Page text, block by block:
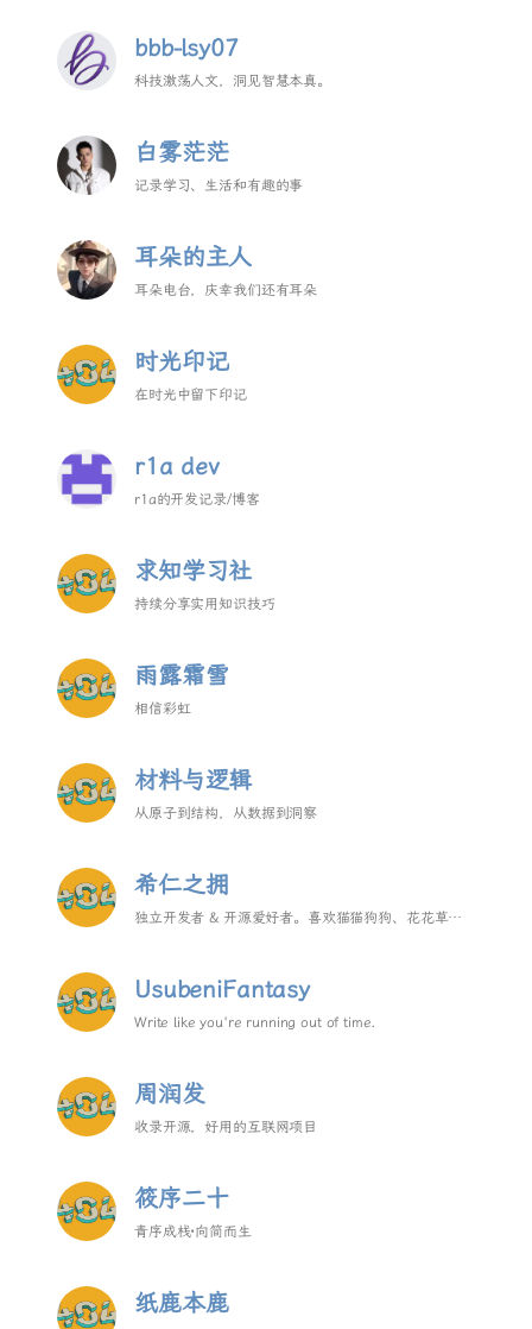
bbb-lsy07
科技激荡人文，洞见智慧本真。
白雾茫茫
记录学习、生活和有趣的事
耳朵的主人
耳朵电台，庆幸我们还有耳朵
时光印记
在时光中留下印记
r1a dev
r1a的开发记录/博客
求知学习社
持续分享实用知识技巧
雨露霜雪
相信彩虹
材料与逻辑
从原子到结构，从数据到洞察
希仁之拥
独立开发者 & 开源爱好者。喜欢猫猫狗狗、花花草
UsubeniFantasy
Write like you're running out of time.
周润发
收录开源，好用的互联网项目
筱序二十
青序成栈·向简而生
纸鹿本鹿